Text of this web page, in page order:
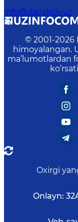
info@davaktiv.uz
© 2001-2026
himoyalangan.
ma’lumotlardan
Oxirgi
Onlayn: 32